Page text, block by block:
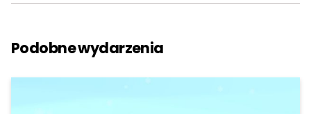
Podobne wydarzenia